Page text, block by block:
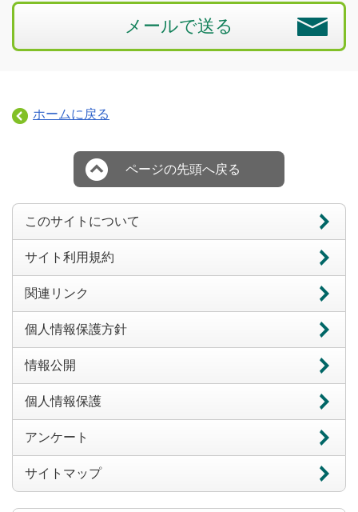
メールで送る
ホームに戻る
ページの先頭へ戻る
このサイトについて
サイト利用規約
関連リンク
個人情報保護方針
情報公開
個人情報保護
アンケート
サイトマップ